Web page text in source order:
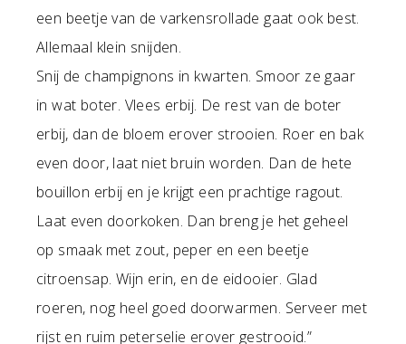
een beetje van de varkensrollade gaat ook best.
Allemaal klein snijden.
Snij de champignons in kwarten. Smoor ze gaar
in wat boter. Vlees erbij. De rest van de boter
erbij, dan de bloem erover strooien. Roer en bak
even door, laat niet bruin worden. Dan de hete
bouillon erbij en je krijgt een prachtige ragout.
Laat even doorkoken. Dan breng je het geheel
op smaak met zout, peper en een beetje
citroensap. Wijn erin, en de eidooier. Glad
roeren, nog heel goed doorwarmen. Serveer met
rijst en ruim peterselie erover gestrooid.”